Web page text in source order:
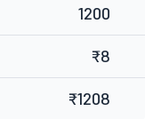
1200
₹8
₹1208